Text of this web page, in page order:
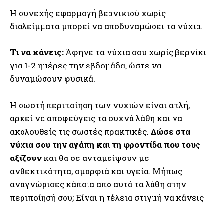
Η συνεχής εφαρμογή βερνικιού χωρίς
διαλείμματα μπορεί να αποδυναμώσει τα νύχια.
Τι να κάνεις: Άφηνε τα νύχια σου χωρίς βερνίκι
για 1-2 ημέρες την εβδομάδα, ώστε να
δυναμώσουν φυσικά.
Η σωστή περιποίηση των νυχιών είναι απλή,
αρκεί να αποφεύγεις τα συχνά λάθη και να
ακολουθείς τις σωστές πρακτικές. Δώσε στα
νύχια σου την αγάπη και τη φροντίδα που τους
αξίζουν και θα σε ανταμείψουν με
ανθεκτικότητα, ομορφιά και υγεία. Μήπως
αναγνώρισες κάποια από αυτά τα λάθη στην
περιποίησή σου; Είναι η τέλεια στιγμή να κάνεις